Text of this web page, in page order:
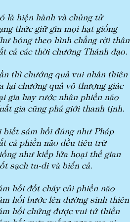
là hiện hành và chủng tử
thức giữ gìn mọi hạt giống
bóng theo hình chẳng rời thân
cả các thời chướng Thánh đạo.
thì chướng quả vui nhân thiên
lại chướng quả vô thượng giác
gia hay rước nhân phiền não
gia cũng phá giới thanh tịnh.
biết sám hối đúng như Pháp
cả phiền não đều tiêu trừ
như kiếp lửa hoại thế gian
sạch tu-di và biển cả.
hối đốt cháy củi phiền não
hối bước lên đường sinh thiên
hối chứng được vui tứ thiền